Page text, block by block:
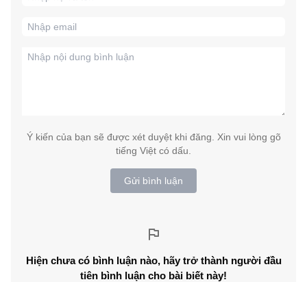
Ý kiến của bạn sẽ được xét duyệt khi đăng. Xin vui lòng gõ
tiếng Việt có dấu.
Gửi bình luận
Hiện chưa có bình luận nào, hãy trở thành người đầu
tiên bình luận cho bài biết này!